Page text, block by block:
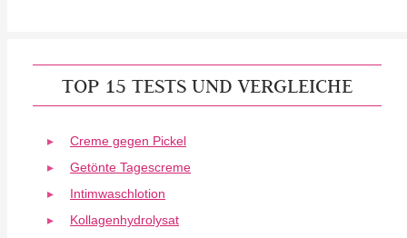
TOP 15 TESTS UND VERGLEICHE
Creme gegen Pickel
Getönte Tagescreme
Intimwaschlotion
Kollagenhydrolysat